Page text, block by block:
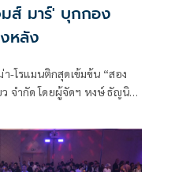
ส์ มาร์' บุกกอง
หลัง
-โรแมนติกสุดเข้มข้น “สอง
จำกัด โดยผู้จัดฯ หงษ์ ธัญนิธิ
ะ เจมส์ มาร์ มาร่วมงานกัน
อีกคับคั่ง งานนี้เปิดกองวิก 3
อ็กซ์คลูซีฟ